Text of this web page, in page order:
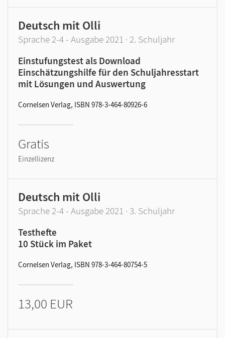
Deutsch mit Olli
Sprache 2-4 - Ausgabe 2021 · 2. Schuljahr
Einstufungstest als Download
Einschätzungshilfe für den Schuljahresstart
mit Lösungen und Auswertung
Cornelsen Verlag, ISBN 978-3-464-80926-6
Gratis
Einzellizenz
Deutsch mit Olli
Sprache 2-4 - Ausgabe 2021 · 3. Schuljahr
Testhefte
10 Stück im Paket
Cornelsen Verlag, ISBN 978-3-464-80754-5
13,00 EUR